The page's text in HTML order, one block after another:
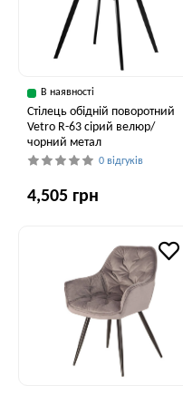
В наявності
Стілець обідній поворотний
Vetro R-63 сірий велюр/
чорний метал
0 відгуків
4,505 грн